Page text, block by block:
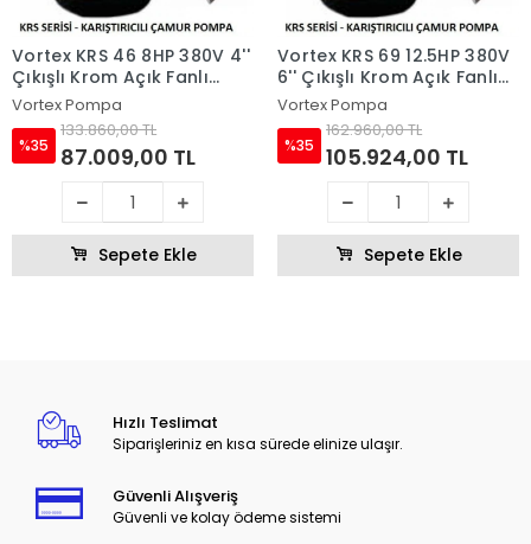
Vortex KRS 46 8HP 380V 4''
Çıkışlı Krom Açık Fanlı
Karıştırıcılı Dalgıç Pompa
Vortex Pompa
%35
133.860,00 TL
87.009,00 TL
Sepete Ekle
Vortex KRS 69 12.5HP 380V
6'' Çıkışlı Krom Açık Fanlı
Karıştırıcılı Dalgıç Pompa
Vortex Pompa
%35
162.960,00 TL
105.924,00 TL
Sepete Ekle
Hızlı Teslimat
Siparişleriniz en kısa sürede elinize ulaşır.
Güvenli Alışveriş
Güvenli ve kolay ödeme sistemi